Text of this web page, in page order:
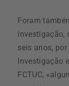
Foram
investigação,
seis anos,
Investigação
FCTUC,